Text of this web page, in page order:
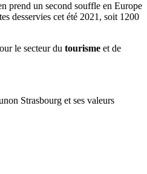
prend un second souffle en Europe
desservies cet été 2021, soit 1200
le secteur du tourisme et de
Strasbourg et ses valeurs